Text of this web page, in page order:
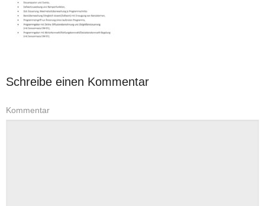
Schreibe einen Kommentar
Kommentar